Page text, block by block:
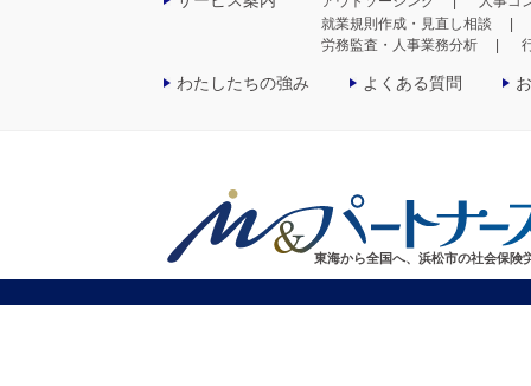
就業規則作成・見直し相談
労務監査・人事業務分析
わたしたちの強み よくある質問
東海から全国へ、浜松市の社会保険